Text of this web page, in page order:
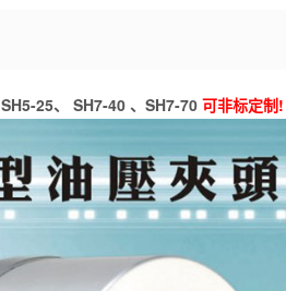
SH5-25、 SH7-40 、SH7-70 可非标定制!